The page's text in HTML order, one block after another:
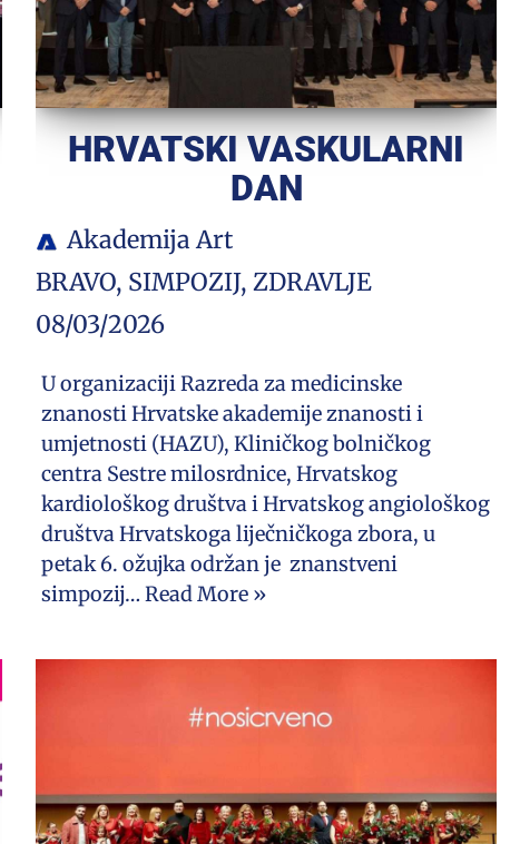
HRVATSKI VASKULARNI
DAN
Akademija Art
BRAVO, SIMPOZIJ,ZDRAVLJE
08/03/2026
U organizaciji Razreda za medicinske
znanosti Hrvatske akademije znanosti i
umjetnosti (HAZU), Kliničkog bolničkog
centra Sestre milosrdnice, Hrvatskog
kardiološkog društva i Hrvatskog angiološkog
društva Hrvatskoga liječničkoga zbora, u
petak 6. ožujka održan je znanstveni
simpozij…Read More »